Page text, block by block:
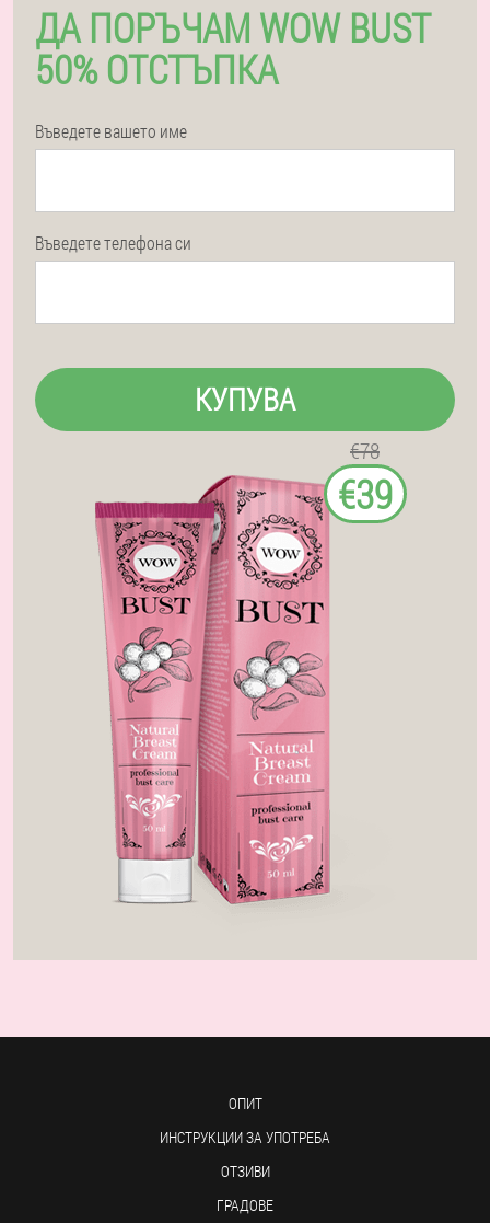
ДА ПОРЪЧАМ WOW BUST
50% ОТСТЪПКА
Въведете вашето име
Въведете телефона си
КУПУВА
€78
€39
ОПИТ
ИНСТРУКЦИИ ЗА УПОТРЕБА
ОТЗИВИ
ГРАДОВЕ